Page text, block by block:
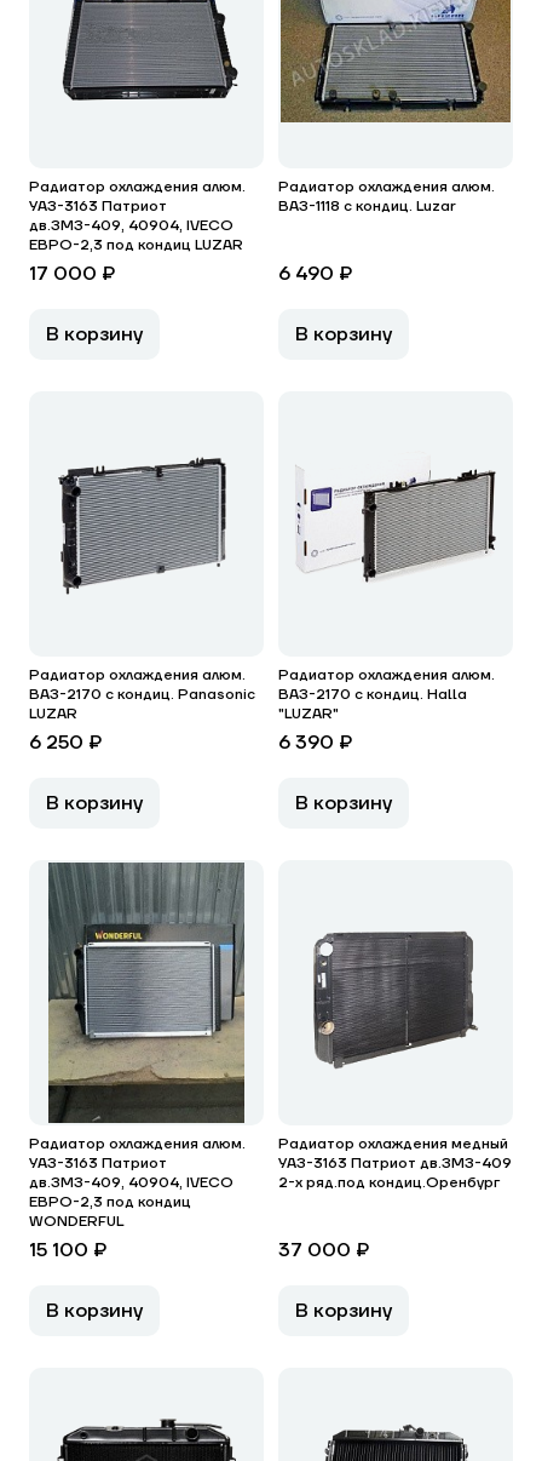
Радиатор охлаждения алюм.
УАЗ-3163 Патриот
дв.ЗМЗ-409, 40904, IVECO
ЕВРО-2,3 под кондиц LUZAR
17 000 ₽
В корзину
Радиатор охлаждения алюм.
ВАЗ-1118 с кондиц. Luzar
6 490 ₽
В корзину
Радиатор охлаждения алюм.
ВАЗ-2170 с кондиц. Panasonic
LUZAR
6 250 ₽
В корзину
Радиатор охлаждения алюм.
ВАЗ-2170 с кондиц. Halla
"LUZAR"
6 390 ₽
В корзину
Радиатор охлаждения алюм.
УАЗ-3163 Патриот
дв.ЗМЗ-409, 40904, IVECO
ЕВРО-2,3 под кондиц
WONDERFUL
15 100 ₽
В корзину
Радиатор охлаждения медный
УАЗ-3163 Патриот дв.ЗМЗ-409
2-х ряд.под кондиц.Оренбург
37 000 ₽
В корзину